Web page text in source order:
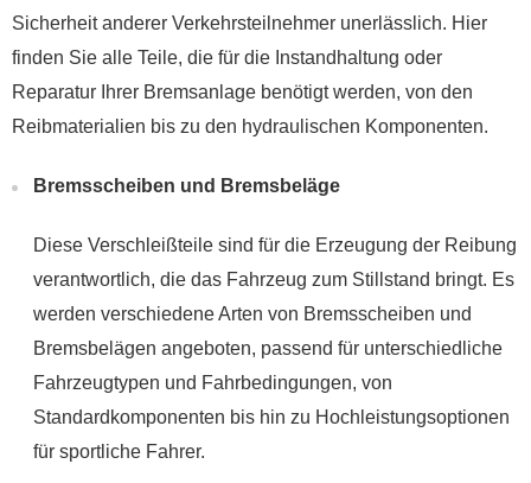
Sicherheit anderer Verkehrsteilnehmer unerlässlich. Hier
finden Sie alle Teile, die für die Instandhaltung oder
Reparatur Ihrer Bremsanlage benötigt werden, von den
Reibmaterialien bis zu den hydraulischen Komponenten.
Bremsscheiben und Bremsbeläge
Diese Verschleißteile sind für die Erzeugung der Reibung
verantwortlich, die das Fahrzeug zum Stillstand bringt. Es
werden verschiedene Arten von Bremsscheiben und
Bremsbelägen angeboten, passend für unterschiedliche
Fahrzeugtypen und Fahrbedingungen, von
Standardkomponenten bis hin zu Hochleistungsoptionen
für sportliche Fahrer.